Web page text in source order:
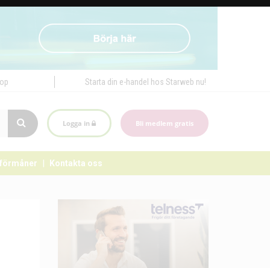
Starta din e-handel hos Starweb nu!
Logga in Bli medlem gratis
Kontakta oss